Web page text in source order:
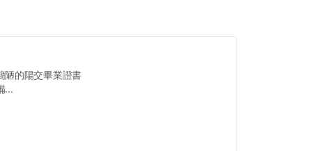
陋的陽交畢業證書
...